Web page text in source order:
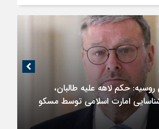
حکم لاهه علیه طالبان،
امارت اسلامی توسط مسکو